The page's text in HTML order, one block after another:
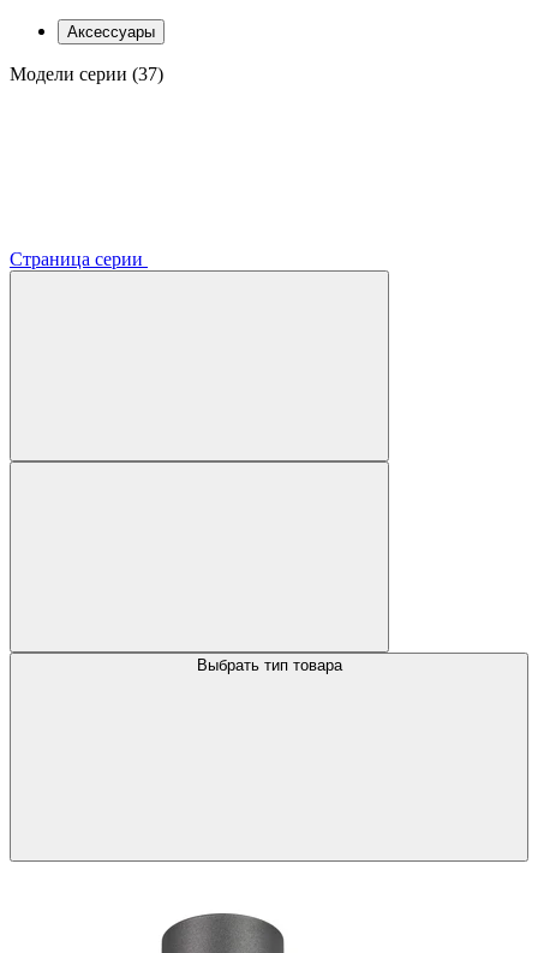
Аксессуары
Модели серии (37)
Страница серии
Выбрать тип товара